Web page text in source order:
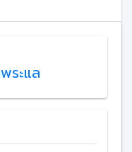
ระแล